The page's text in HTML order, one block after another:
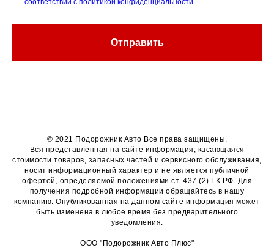
соответствии с политикой конфиденциальности
Отправить
© 2021 Подорожник Авто Все права защищены.
Вся представленная на сайте информация, касающаяся
стоимости товаров, запасных частей и сервисного обслуживания,
носит информационный характер и не является публичной
офертой, определяемой положениями ст. 437 (2) ГК РФ. Для
получения подробной информации обращайтесь в нашу
компанию. Опубликованная на данном сайте информация может
быть изменена в любое время без предварительного
уведомления.
ООО "Подорожник Авто Плюс"